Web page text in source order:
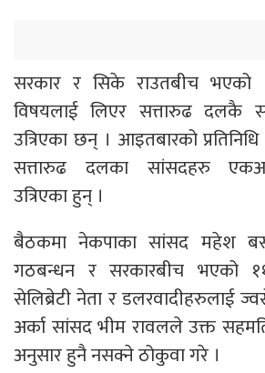
सरकार र सिके राउतबीच
विषयलाई लिएर सत्तारुढ दलकै
उत्रिएका छन् । आइतबारको
सत्तारुढ दलका सांसदहरु
उत्रिएका हुन् ।
बैठकमा नेकपाका सांसद महेश
गठबन्धन र सरकारबीच भएको
सेलिब्रेटी नेता र डलरवादीहरुलाई
अर्का सांसद भीम रावलले उक्त
अनुसार हुनै नसक्ने ठोकुवा गरे ।